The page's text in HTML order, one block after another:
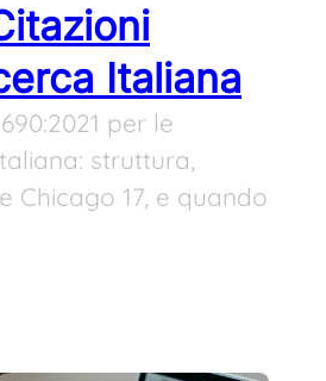
Italiana
per le
struttura,
Chicago 17, e quando